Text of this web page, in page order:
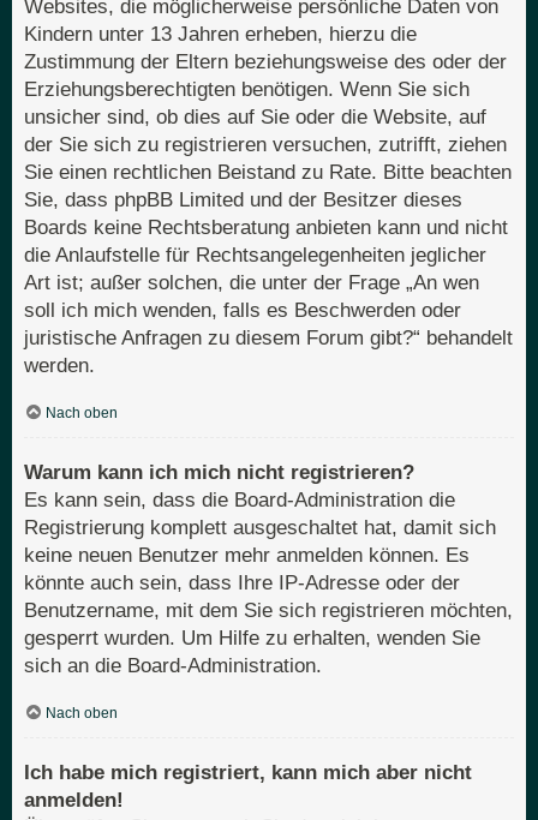
Websites, die möglicherweise persönliche Daten von
Kindern unter 13 Jahren erheben, hierzu die
Zustimmung der Eltern beziehungsweise des oder der
Erziehungsberechtigten benötigen. Wenn Sie sich
unsicher sind, ob dies auf Sie oder die Website, auf
der Sie sich zu registrieren versuchen, zutrifft, ziehen
Sie einen rechtlichen Beistand zu Rate. Bitte beachten
Sie, dass phpBB Limited und der Besitzer dieses
Boards keine Rechtsberatung anbieten kann und nicht
die Anlaufstelle für Rechtsangelegenheiten jeglicher
Art ist; außer solchen, die unter der Frage „An wen
soll ich mich wenden, falls es Beschwerden oder
juristische Anfragen zu diesem Forum gibt?“ behandelt
werden.
Nach oben
Warum kann ich mich nicht registrieren?
Es kann sein, dass die Board-Administration die
Registrierung komplett ausgeschaltet hat, damit sich
keine neuen Benutzer mehr anmelden können. Es
könnte auch sein, dass Ihre IP-Adresse oder der
Benutzername, mit dem Sie sich registrieren möchten,
gesperrt wurden. Um Hilfe zu erhalten, wenden Sie
sich an die Board-Administration.
Nach oben
Ich habe mich registriert, kann mich aber nicht
anmelden!